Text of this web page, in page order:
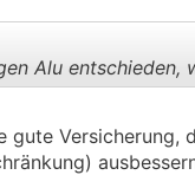
..
Alu entschieden,
gute Versicherung,